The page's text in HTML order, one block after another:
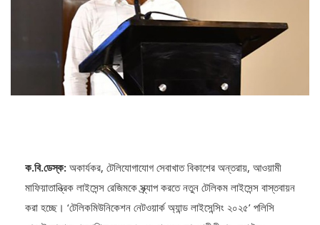
মাফিয়াতান্ত্রিক লাইসেন্স রেজিমকে স্ক্র্যাপ করতে নতুন টেলিকম লাইসেন্স বাস্তবায়ন
করা হচ্ছে। ‘টেলিকমিউনিকেশন নেটওয়ার্ক অ্যান্ড লাইসেন্সিং ২০২৫’ পলিসি
গেজেট আকারে প্রকাশিত হয়েছে। এর মাধ্যমে আওয়ামীলীগের দেয়া বৈধ ও